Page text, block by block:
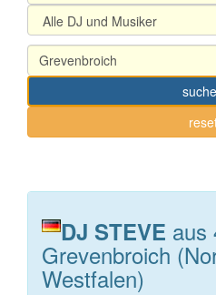
DJ STEVE aus
Grevenbroich
Westfalen)